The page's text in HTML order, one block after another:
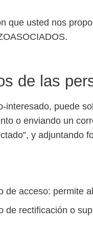
que usted nos
de las
interesado, puede
o enviando un
y adjuntando
de acceso: permite
de rectificación o